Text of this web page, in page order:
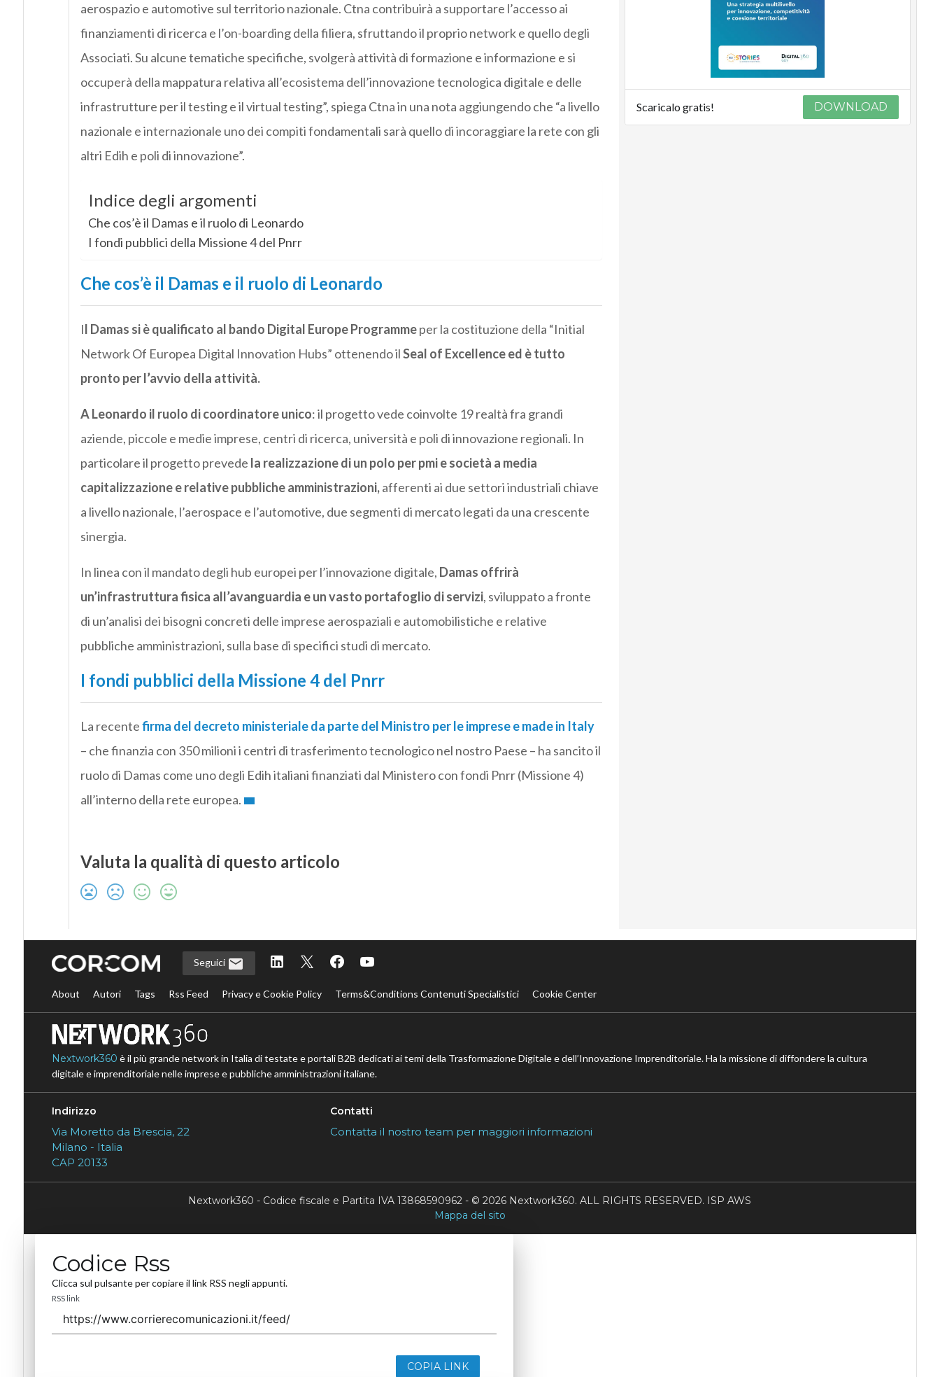
aerospazio e automotive sul territorio nazionale. Ctna contribuirà a supportare l’accesso ai
finanziamenti di ricerca e l’on-boarding della filiera, sfruttando il proprio network e quello degli
Associati. Su alcune tematiche specifiche, svolgerà attività di formazione e informazione e si
occuperà della mappatura relativa all’ecosistema dell’innovazione tecnologica digitale e delle
infrastrutture per il testing e il virtual testing”, spiega Ctna in una nota aggiungendo che “a livello
nazionale e internazionale uno dei compiti fondamentali sarà quello di incoraggiare la rete con gli
altri Edih e poli di innovazione”.
Indice degli argomenti
Che cos’è il Damas e il ruolo di Leonardo
I fondi pubblici della Missione 4 del Pnrr
Che cos’è il Damas e il ruolo di Leonardo
Il Damas si è qualificato al bando Digital Europe Programmeper la costituzione della “Initial
Network Of Europea Digital Innovation Hubs” ottenendo ilSeal of Excellence ed è tutto
pronto per l’avvio della attività.
A Leonardo il ruolo di coordinatore unico: il progetto vede coinvolte 19 realtà fra grandi
aziende, piccole e medie imprese, centri di ricerca, università e poli di innovazione regionali. In
particolare il progetto prevede la realizzazione di un polo per pmi e società a media
capitalizzazione e relative pubbliche amministrazioni,afferenti ai due settori industriali chiave
a livello nazionale, l’aerospace e l’automotive, due segmenti di mercato legati da una crescente
sinergia.
In linea con il mandato degli hub europei per l’innovazione digitale, Damas offrirà
un’infrastruttura fisica all’avanguardia e un vasto portafoglio di servizi, sviluppato a fronte
di un’analisi dei bisogni concreti delle imprese aerospaziali e automobilistiche e relative
pubbliche amministrazioni, sulla base di specifici studi di mercato.
I fondi pubblici della Missione 4 del Pnrr
La recentefirma del decreto ministeriale da parte del Ministro per le imprese e made in Italy
– che finanzia con 350 milioni i centri di trasferimento tecnologico nel nostro Paese – ha sancito il
ruolo di Damas come uno degli Edih italiani finanziati dal Ministero con fondi Pnrr (Missione 4)
all’interno della rete europea.
Valuta la qualità di questo articolo
Scaricalo gratis! DOWNLOAD
Seguici
About Autori Tags Rss Feed Privacy e Cookie Policy Terms&Conditions Contenuti Specialistici Cookie Center
Nextwork360 è il più grande network in Italia di testate e portali B2B dedicati ai temi della Trasformazione Digitale e dell’Innovazione Imprenditoriale. Ha la missione di diffondere la cultura
digitale e imprenditoriale nelle imprese e pubbliche amministrazioni italiane.
Indirizzo
Via Moretto da Brescia, 22
Milano - Italia
CAP 20133
Contatti
Contatta il nostro team per maggiori informazioni
Nextwork360 - Codice fiscale e Partita IVA 13868590962 - © 2026 Nextwork360. ALL RIGHTS RESERVED. ISP AWS
Mappa del sito
Codice Rss
Clicca sul pulsante per copiare il link RSS negli appunti.
RSS link
COPIA LINK